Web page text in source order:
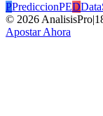
PPrediccionPED
© 2026 AnalisisPro|
Apostar Ahora